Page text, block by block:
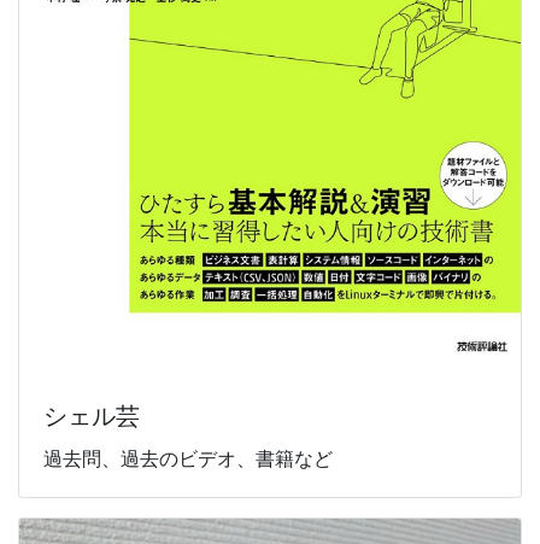
シェル芸
過去問、過去のビデオ、書籍など